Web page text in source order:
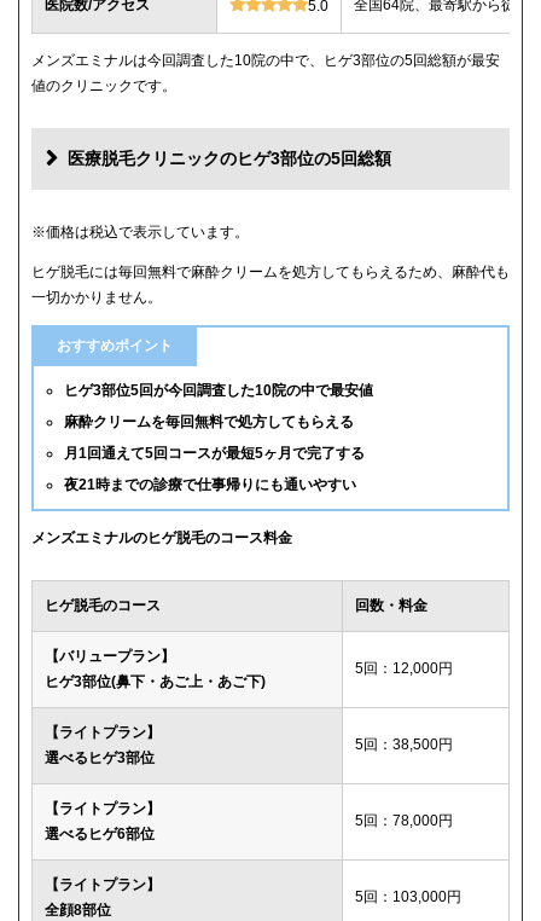
医院数/アクセス 5.0 全国64院、最寄駅から徒歩
メンズエミナルは今回調査した10院の中で、ヒゲ3部位の5回総額が最安
値のクリニックです。
医療脱毛クリニックのヒゲ3部位の5回総額
クリニック
メンズエミナル 12,000円
14,000円
湘南美容クリニック 16,800円(6回)
レジーナクリニックオム 39,800円
ゴリラクリニック 39,800円(平日6回)
メンズルシアクリニック
ウィルビークリニックブラック 49,500円
渋谷美容外科クリニック 52,800円
メディカルエピレーションクリニック
ダビデクリニック プランなし
※価格は税込で表示しています。
ヒゲ脱毛には毎回無料で麻酔クリームを処方してもらえるため、麻酔代も
一切かかりません。
おすすめポイント
ヒゲ3部位5回が今回調査した10院の中で最安値
麻酔クリームを毎回無料で処方してもらえる
月1回通えて5回コースが最短5ヶ月で完了する
夜21時までの診療で仕事帰りにも通いやすい
メンズエミナルのヒゲ脱毛のコース料金
ヒゲ脱毛のコース 回数・料金
【バリュープラン】
ヒゲ3部位(鼻下・あご上・あご下)
5回：12,000円
【ライトプラン】
選べるヒゲ3部位
5回：38,500円
【ライトプラン】
選べるヒゲ6部位
5回：78,000円
【ライトプラン】
全顔8部位
5回：103,000円